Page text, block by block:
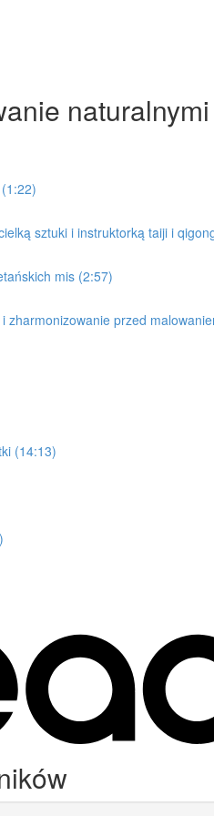
sztuki i instruktorką taiji i
mis (2:57)
zharmonizowanie przed
(14:13)